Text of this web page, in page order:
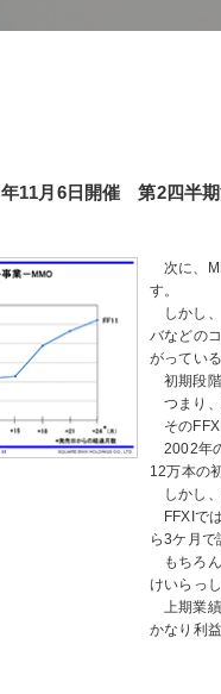
11月6日開催 第2四半
次に、
す。
しかし
バなどの
がってい
初期段
つまり
その
2002年
12万本の
しかし
FFXIで
ら3ケ月で
もちろ
けいらっ
上期業
かなり利